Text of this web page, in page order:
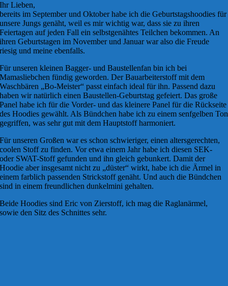
Ihr Lieben,
bereits im September und Oktober habe ich die Geburtstagshoodies für
unsere Jungs genäht, weil es mir wichtig war, dass sie zu ihren
Feiertagen auf jeden Fall ein selbstgenähtes Teilchen bekommen. An
ihren Geburtstagen im November und Januar war also die Freude
riesig und meine ebenfalls.
Für unseren kleinen Bagger- und Baustellenfan bin ich bei
Mamasliebchen fündig geworden. Der Bauarbeiterstoff mit dem
Waschbären „Bo-Meister“ passt einfach ideal für ihn. Passend dazu
haben wir natürlich einen Baustellen-Geburtstag gefeiert. Das große
Panel habe ich für die Vorder- und das kleinere Panel für die Rückseite
des Hoodies gewählt. Als Bündchen habe ich zu einem senfgelben Ton
gegriffen, was sehr gut mit dem Hauptstoff harmoniert.
Für unseren Großen war es schon schwieriger, einen altersgerechten,
coolen Stoff zu finden. Vor etwa einem Jahr habe ich diesen SEK-
oder SWAT-Stoff gefunden und ihn gleich gebunkert. Damit der
Hoodie aber insgesamt nicht zu „düster“ wirkt, habe ich die Ärmel in
einem farblich passenden Strickstoff genäht. Und auch die Bündchen
sind in einem freundlichen dunkelmini gehalten.
Beide Hoodies sind Eric von Zierstoff, ich mag die Raglanärmel,
sowie den Sitz des Schnittes sehr.